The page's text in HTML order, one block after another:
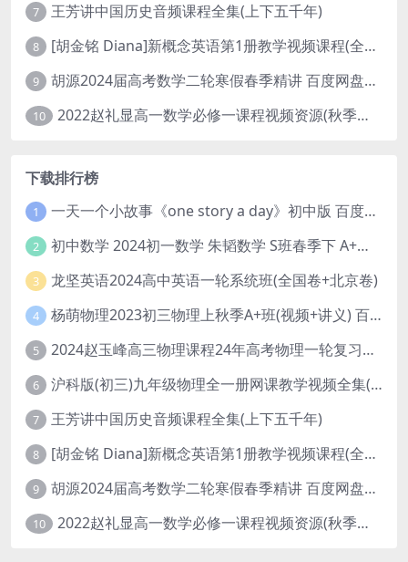
7 王芳讲中国历史音频课程全集(上下五千年)
8 [胡金铭 Diana]新概念英语第1册教学视频课程(全集 百度网盘下载)
9 胡源2024届高考数学二轮寒假春季精讲 百度网盘分享
10 2022赵礼显高一数学必修一课程视频资源(秋季班 含讲义)百度网盘云
下载排行榜
1 一天一个小故事《one story a day》初中版 百度网盘分享下载
2 初中数学 2024初一数学 朱韬数学 S班春季下 A+班春季下 百度云网盘
3 龙坚英语2024高中英语一轮系统班(全国卷+北京卷)
4 杨萌物理2023初三物理上秋季A+班(视频+讲义) 百度网盘分享
5 2024赵玉峰高三物理课程24年高考物理一轮复习网课教程
6 沪科版(初三)九年级物理全一册网课教学视频全集(录播版 杜春雨 66讲)
7 王芳讲中国历史音频课程全集(上下五千年)
8 [胡金铭 Diana]新概念英语第1册教学视频课程(全集 百度网盘下载)
9 胡源2024届高考数学二轮寒假春季精讲 百度网盘分享
10 2022赵礼显高一数学必修一课程视频资源(秋季班 含讲义)百度网盘云